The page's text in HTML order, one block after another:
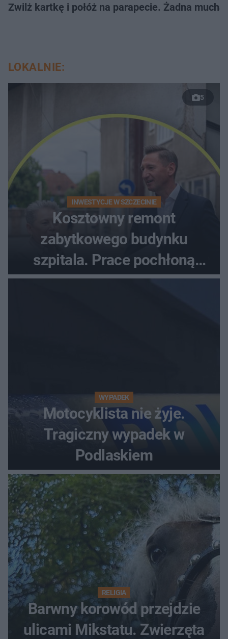
Zwilż kartkę i połóż na parapecie. Żadna
LOKALNIE:
5
INWESTYCJE W SZCZECINIE
Kosztowny remont
zabytkowego budynku
szpitala. Prace pochłoną
dziesiątki milionów
WYPADEK
Motocyklista nie żyje.
Tragiczny wypadek w
Podlaskiem
RELIGIA
Barwny korowód przejdzie
ulicami Mikstatu. Zwierzęta